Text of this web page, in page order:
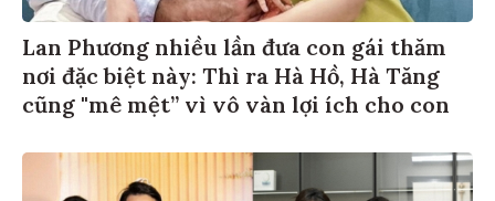
Lan Phương nhiều lần đưa con gái thăm
nơi đặc biệt này: Thì ra Hà Hồ, Hà Tăng
cũng "mê mệt” vì vô vàn lợi ích cho con